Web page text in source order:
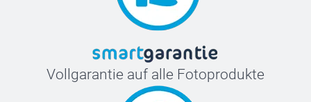
Vollgarantie auf alle Fotoprodukte